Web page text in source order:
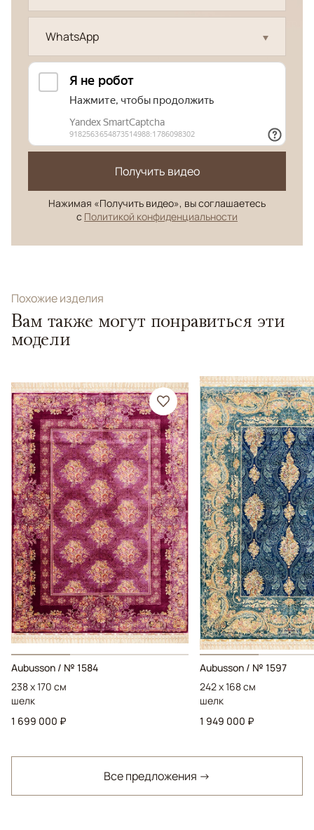
WhatsApp
Получить видео
Нажимая «Получить видео», вы соглашаетесь
с Политикой конфиденциальности
Похожие изделия
Вам также могут понравиться эти
модели
Aubusson / № 1584
238 x 170 см
шелк
1 699 000 ₽
Aubusson / № 1597
242 x 168 см
шелк
1 949 000 ₽
Все предложения →